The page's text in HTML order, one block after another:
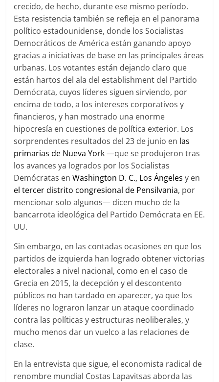
crecido, de hecho, durante ese mismo período.
Esta resistencia también se refleja en el panorama
político estadounidense, donde los Socialistas
Democráticos de América están ganando apoyo
gracias a iniciativas de base en las principales áreas
urbanas. Los votantes están dejando claro que
están hartos del ala del establishment del Partido
Demócrata, cuyos líderes siguen sirviendo, por
encima de todo, a los intereses corporativos y
financieros, y han mostrado una enorme
hipocresía en cuestiones de política exterior. Los
sorprendentes resultados del 23 de junio en las
primarias de Nueva York—que se produjeron tras
los avances ya logrados por los Socialistas
Demócratas enWashington D. C., Los Ángeles y en
el tercer distrito congresional de Pensilvania, por
mencionar solo algunos— dicen mucho de la
bancarrota ideológica del Partido Demócrata en EE.
UU.
Sin embargo, en las contadas ocasiones en que los
partidos de izquierda han logrado obtener victorias
electorales a nivel nacional, como en el caso de
Grecia en 2015, la decepción y el descontento
públicos no han tardado en aparecer, ya que los
líderes no lograron lanzar un ataque coordinado
contra las políticas y estructuras neoliberales, y
mucho menos dar un vuelco a las relaciones de
clase.
En la entrevista que sigue, el economista radical de
renombre mundial Costas Lapavitsas aborda las